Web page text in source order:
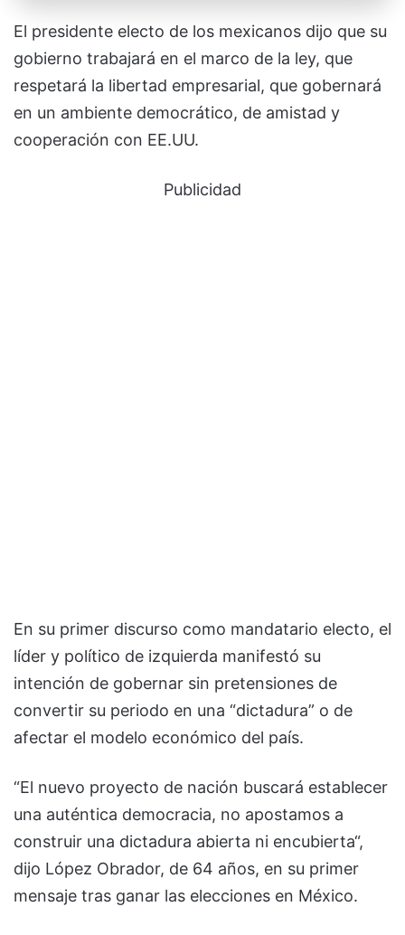
El presidente electo de los mexicanos dijo que su
gobierno trabajará en el marco de la ley, que
respetará la libertad empresarial, que gobernará
en un ambiente democrático, de amistad y
cooperación con EE.UU.
Publicidad
En su primer discurso como mandatario electo, el
líder y político de izquierda manifestó su
intención de gobernar sin pretensiones de
convertir su periodo en una “dictadura” o de
afectar el modelo económico del país.
“El nuevo proyecto de nación buscará establecer
una auténtica democracia, no apostamos a
construir una dictadura abierta ni encubierta“,
dijo López Obrador, de 64 años, en su primer
mensaje tras ganar las elecciones en México.